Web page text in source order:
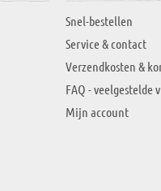
Snel-bestellen
Service & contact
Verzendkosten &
FAQ - veelgestelde
Mijn account